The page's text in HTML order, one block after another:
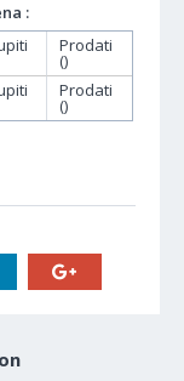
:
Prodati
()
Prodati
()